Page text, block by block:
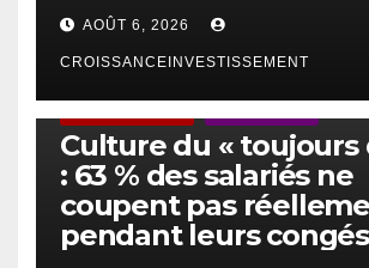
AOÛT 6, 2026
CROISSANCEINVESTISSEMENT
Culture du « toujours
: 63 % des salariés ne
coupent pas
pendant leurs congés